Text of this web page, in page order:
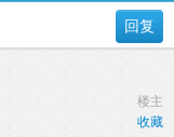
回复
楼主
收藏